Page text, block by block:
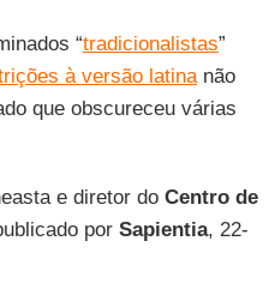
“tradicionalistas”
à versão latinanão
que obscureceu várias
e diretor do Centro de
por Sapientia, 22-